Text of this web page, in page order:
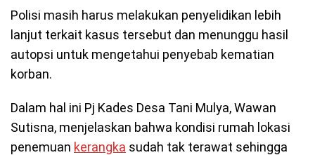
Polisi masih harus melakukan penyelidikan lebih
lanjut terkait kasus tersebut dan menunggu hasil
autopsi untuk mengetahui penyebab kematian
korban.
Dalam hal ini Pj Kades Desa Tani Mulya, Wawan
Sutisna, menjelaskan bahwa kondisi rumah lokasi
penemuan kerangka sudah tak terawat sehingga